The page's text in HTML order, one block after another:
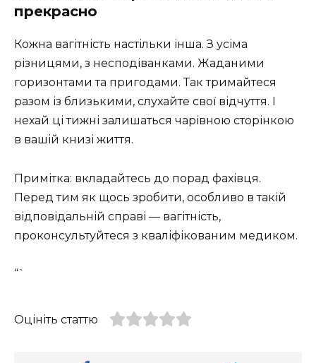
прекрасно
Кожна вагітність настільки інша. З усіма
різницями, з несподіванками. Жаданими
горизонтами та пригодами. Так тримайтеся
разом із близькими, слухайте свої відчуття. І
нехай ці тижні залишаться чарівною сторінкою
в вашій книзі життя.
Примітка: вкладайтесь до порад фахівця.
Перед тим як щось зробити, особливо в такій
відповідальній справі — вагітність,
проконсультуйтеся з кваліфікованим медиком.
“`
Оцініть статтю